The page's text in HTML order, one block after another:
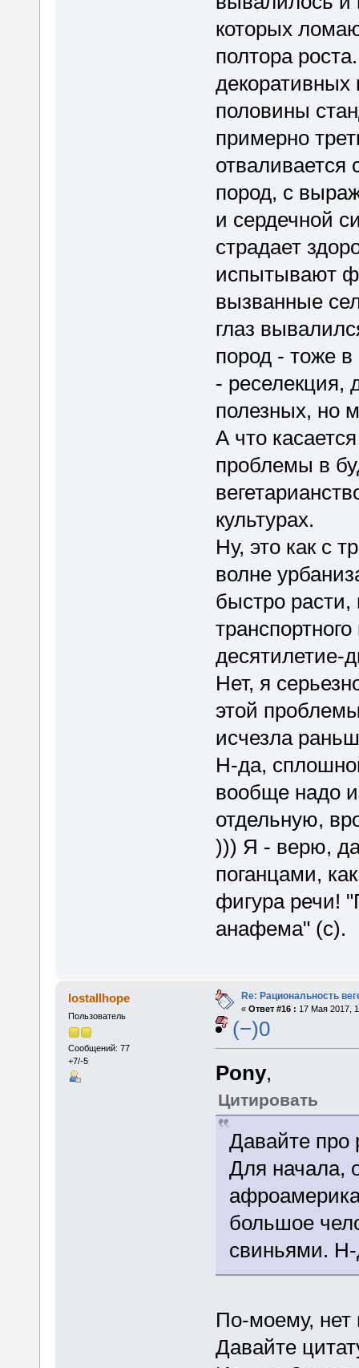
которых
полтора
половины
примерно
пород, с
и сердечной
страдает
испытывают
вызванные
глаз
пород - тоже
- реселекция,
полезных, но
А что
проблемы в
культурах.
Ну, это как с
волне
быстро
десятилетие-
Нет, я
этой
исчезла
Н-да,
вообще надо
отдельную,
))) Я - верю,
поганцами,
фигура речи!
анафема" (с).
lostallhope
Пользователь
Сообщений: 77
+7/-5
Re: Рациональность
« Ответ #16 : 17 Мая 2017,
(−)0
Pony,
Цитировать
Давайте про
Для начала,
большое
свиньями.
По-моему, нет
Давайте